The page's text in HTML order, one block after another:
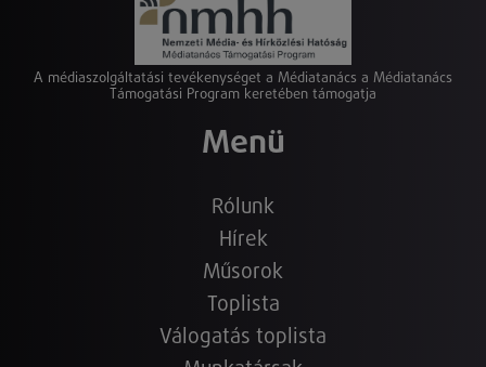
A médiaszolgáltatási tevékenységet a Médiatanács a Médiatanács
Támogatási Program keretében támogatja
Menü
Rólunk
Hírek
Műsorok
Toplista
Válogatás toplista